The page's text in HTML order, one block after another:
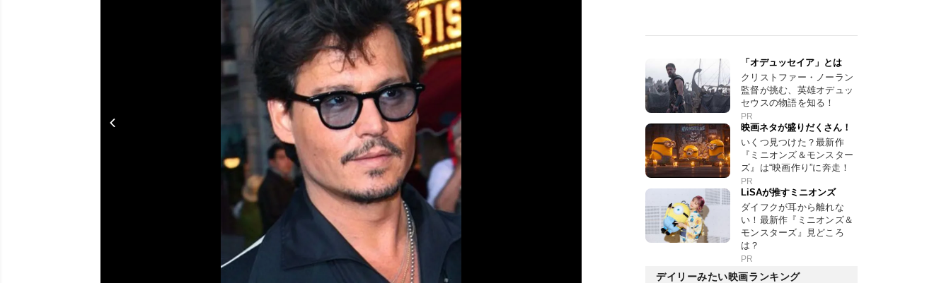
「オデュッセイア」とは
クリストファー・ノーラン
監督が挑む、英雄オデュッ
セウスの物語を知る！
PR
映画ネタが盛りだくさん！
いくつ見つけた？最新作
『ミニオンズ＆モンスター
ズ』は“映画作り”に奔走！
PR
LiSAが推すミニオンズ
ダイフクが耳から離れな
い！最新作『ミニオンズ＆
モンスターズ』見どころ
は？
PR
デイリーみたい映画ランキング